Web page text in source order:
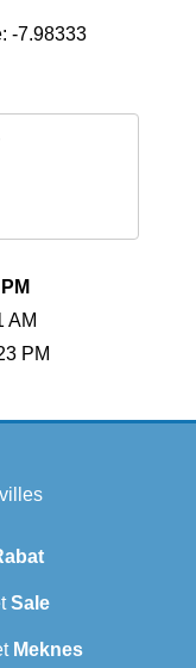
-7.98333
AM
PM
Sale
Meknes